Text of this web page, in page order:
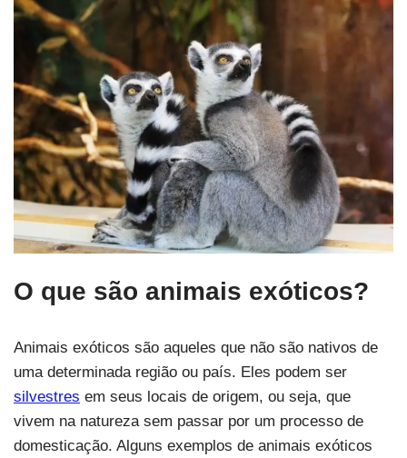
O que são animais exóticos?
Animais exóticos são aqueles que não são nativos de
uma determinada região ou país. Eles podem ser
silvestres em seus locais de origem, ou seja, que
vivem na natureza sem passar por um processo de
domesticação. Alguns exemplos de animais exóticos